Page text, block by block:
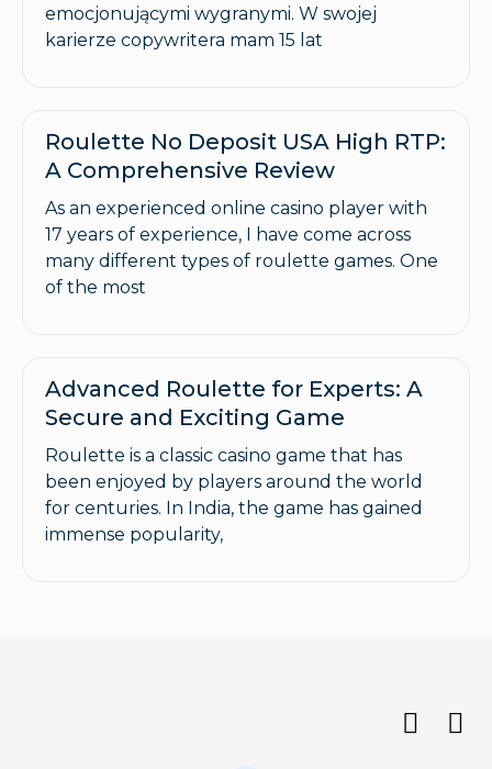
emocjonującymi wygranymi. W swojej
karierze copywritera mam 15 lat
Roulette No Deposit USA High RTP:
A Comprehensive Review
As an experienced online casino player with
17 years of experience, I have come across
many different types of roulette games. One
of the most
Advanced Roulette for Experts: A
Secure and Exciting Game
Roulette is a classic casino game that has
been enjoyed by players around the world
for centuries. In India, the game has gained
immense popularity,